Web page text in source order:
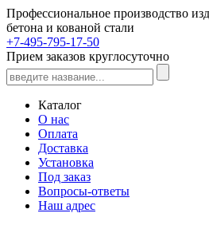
Профессиональное производство
бетона и кованой стали
+7-495-795-17-50
Прием заказов круглосуточно
Каталог
О нас
Оплата
Доставка
Установка
Под заказ
Вопросы-ответы
Наш адрес